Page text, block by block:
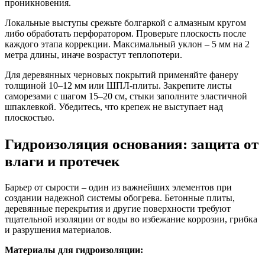
проникновения.
Локальные выступы срежьте болгаркой с алмазным кругом
либо обработать перфоратором. Проверьте плоскость после
каждого этапа коррекции. Максимальный уклон – 5 мм на 2
метра длины, иначе возрастут теплопотери.
Для деревянных черновых покрытий применяйте фанеру
толщиной 10–12 мм или ШПЛ-плиты. Закрепите листы
саморезами с шагом 15–20 см, стыки заполните эластичной
шпаклевкой. Убедитесь, что крепеж не выступает над
плоскостью.
Гидроизоляция основания: защита от
влаги и протечек
Барьер от сырости – один из важнейших элементов при
создании надежной системы обогрева. Бетонные плиты,
деревянные перекрытия и другие поверхности требуют
тщательной изоляции от воды во избежание коррозии, грибка
и разрушения материалов.
Материалы для гидроизоляции: